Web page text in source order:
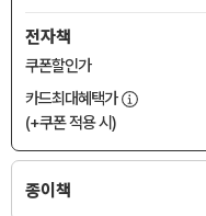
전자책
쿠폰할인가
카드최대혜택가
(+쿠폰 적용 시)
종이책